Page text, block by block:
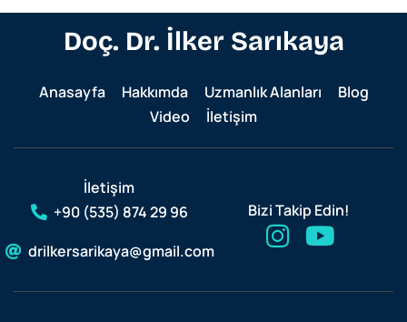
Doç. Dr. İlker Sarıkaya
Anasayfa Hakkımda Uzmanlık Alanları
Blog
Video
İletişim
İletişim
+90 (535) 874 29 96
drilkersarikaya@gmail.com
Bizi Takip Edin!